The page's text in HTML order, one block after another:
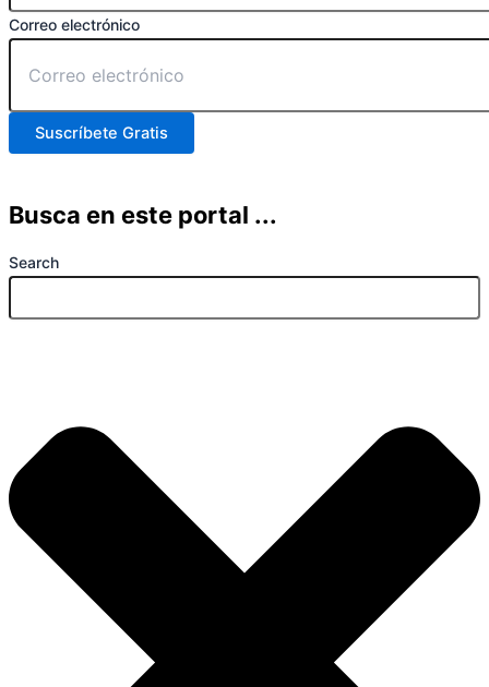
Correo electrónico
Suscríbete Gratis
Busca en este portal ...
Search